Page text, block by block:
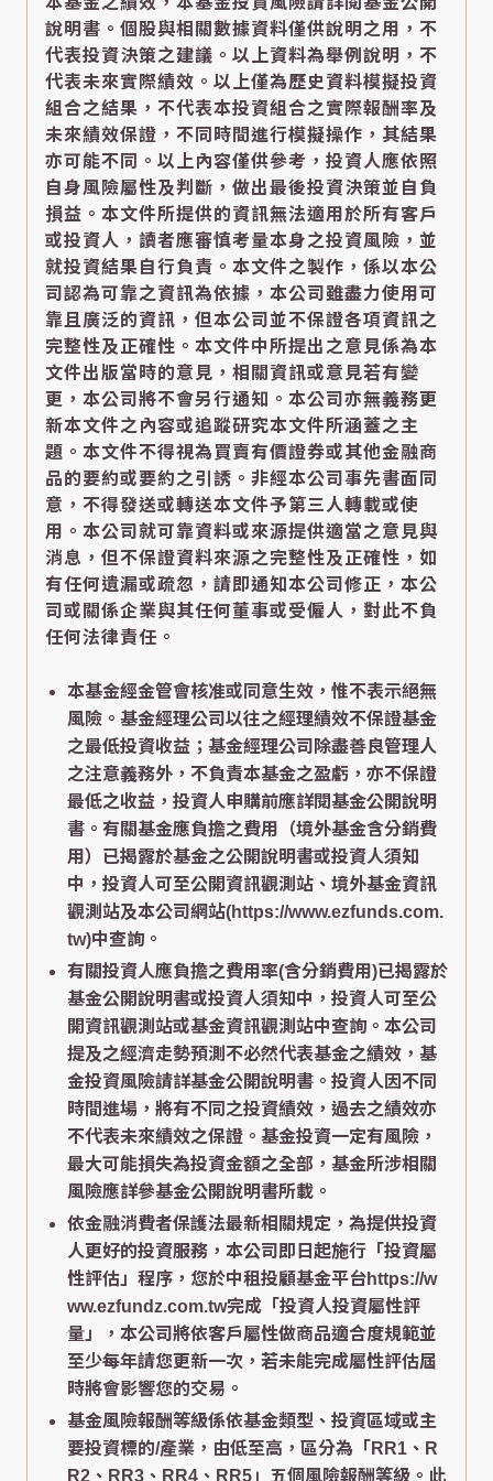
說明書。個股與相關數據資料僅供說明之用，不
代表投資決策之建議。以上資料為舉例說明，不
代表未來實際績效。以上僅為歷史資料模擬投資
組合之結果，不代表本投資組合之實際報酬率及
未來績效保證，不同時間進行模擬操作，其結果
亦可能不同。以上內容僅供參考，投資人應依照
自身風險屬性及判斷，做出最後投資決策並自負
損益。本文件所提供的資訊無法適用於所有客戶
或投資人，讀者應審慎考量本身之投資風險，並
就投資結果自行負責。本文件之製作，係以本公
司認為可靠之資訊為依據，本公司雖盡力使用可
靠且廣泛的資訊，但本公司並不保證各項資訊之
完整性及正確性。本文件中所提出之意見係為本
文件出版當時的意見，相關資訊或意見若有變
更，本公司將不會另行通知。本公司亦無義務更
新本文件之內容或追蹤研究本文件所涵蓋之主
題。本文件不得視為買賣有價證券或其他金融商
品的要約或要約之引誘。非經本公司事先書面同
意，不得發送或轉送本文件予第三人轉載或使
用。本公司就可靠資料或來源提供適當之意見與
消息，但不保證資料來源之完整性及正確性，如
有任何遺漏或疏忽，請即通知本公司修正，本公
司或關係企業與其任何董事或受僱人，對此不負
任何法律責任。
本基金經金管會核准或同意生效，惟不表示絕無
風險。基金經理公司以往之經理績效不保證基金
之最低投資收益；基金經理公司除盡善良管理人
之注意義務外，不負責本基金之盈虧，亦不保證
最低之收益，投資人申購前應詳閱基金公開說明
書。有關基金應負擔之費用（境外基金含分銷費
用）已揭露於基金之公開說明書或投資人須知
中，投資人可至公開資訊觀測站、境外基金資訊
觀測站及本公司網站(https://www.ezfunds.com.
tw)中查詢。
有關投資人應負擔之費用率(含分銷費用)已揭露於
基金公開說明書或投資人須知中，投資人可至公
開資訊觀測站或基金資訊觀測站中查詢。本公司
提及之經濟走勢預測不必然代表基金之績效，基
金投資風險請詳基金公開說明書。投資人因不同
時間進場，將有不同之投資績效，過去之績效亦
不代表未來績效之保證。基金投資一定有風險，
最大可能損失為投資金額之全部，基金所涉相關
風險應詳參基金公開說明書所載。
依金融消費者保護法最新相關規定，為提供投資
人更好的投資服務，本公司即日起施行「投資屬
性評估」程序，您於中租投顧基金平台https://w
ww.ezfundz.com.tw完成「投資人投資屬性評
量」，本公司將依客戶屬性做商品適合度規範並
至少每年請您更新一次，若未能完成屬性評估屆
時將會影響您的交易。
基金風險報酬等級係依基金類型、投資區域或主
要投資標的/產業，由低至高，區分為「RR1、R
R2、RR3、RR4、RR5」五個風險報酬等級。此